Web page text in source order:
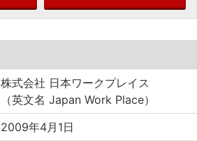
株式会社 日本ワークプレイス
（英文名 Japan Work Place）
2009年4月1日